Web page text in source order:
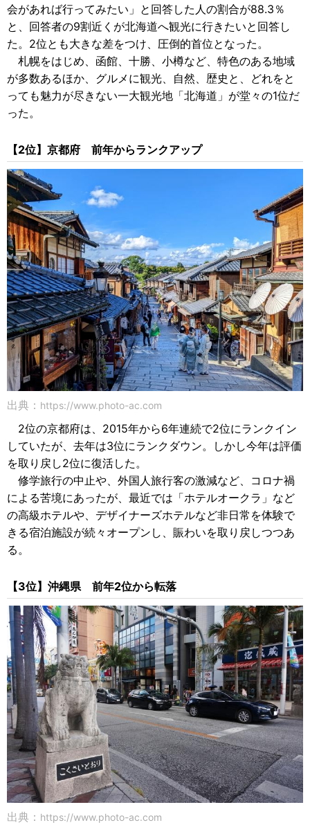
会があれば行ってみたい」と回答した人の割合が88.3％
と、回答者の9割近くが北海道へ観光に行きたいと回答し
た。2位とも大きな差をつけ、圧倒的首位となった。
札幌をはじめ、函館、十勝、小樽など、特色のある地域
が多数あるほか、グルメに観光、自然、歴史と、どれをと
っても魅力が尽きない一大観光地「北海道」が堂々の1位だ
った。
【2位】京都府 前年からランクアップ
出典： https://www.photo-ac.com
2位の京都府は、2015年から6年連続で2位にランクイン
していたが、去年は3位にランクダウン。しかし今年は評価
を取り戻し2位に復活した。
修学旅行の中止や、外国人旅行客の激減など、コロナ禍
による苦境にあったが、最近では「ホテルオークラ」など
の高級ホテルや、デザイナーズホテルなど非日常を体験で
きる宿泊施設が続々オープンし、賑わいを取り戻しつつあ
る。
【3位】沖縄県 前年2位から転落
出典： https://www.photo-ac.com